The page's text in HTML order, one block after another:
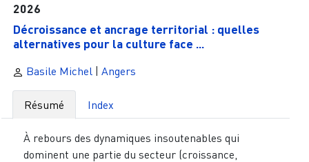
2026
Décroissance et ancrage territorial : quelles
alternatives pour la culture face ...
Basile Michel | Angers
Résumé Index
À rebours des dynamiques insoutenables qui
dominent une partie du secteur (croissance,